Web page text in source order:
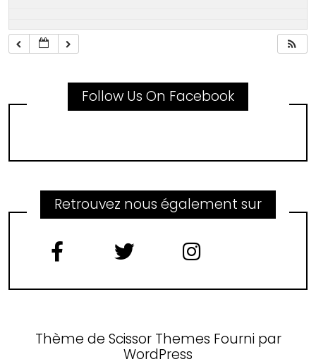
Follow Us On Facebook
Retrouvez nous également sur
Thème de Scissor Themes Fourni par
WordPress